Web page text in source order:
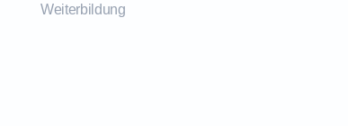
Weiterbildung